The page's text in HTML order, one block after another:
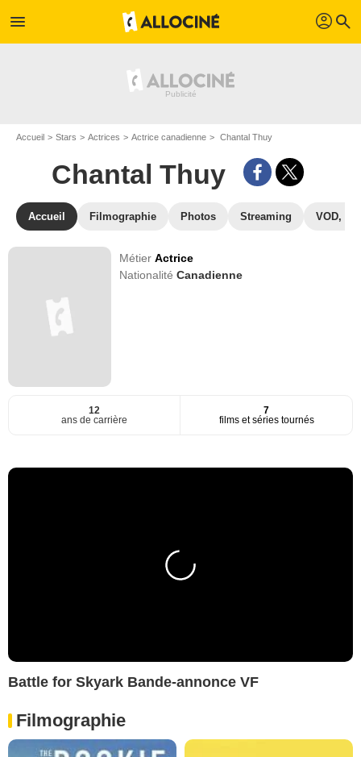
menu profil search
Accueil Stars Actrices Actrice canadienne Chantal Thuy
Chantal Thuy
Accueil Filmographie Photos Streaming VOD,
MétierActrice
NationalitéCanadienne
12
ans de carrière
7
films et séries tournés
Battle for Skyark Bande-annonce VF
Filmographie